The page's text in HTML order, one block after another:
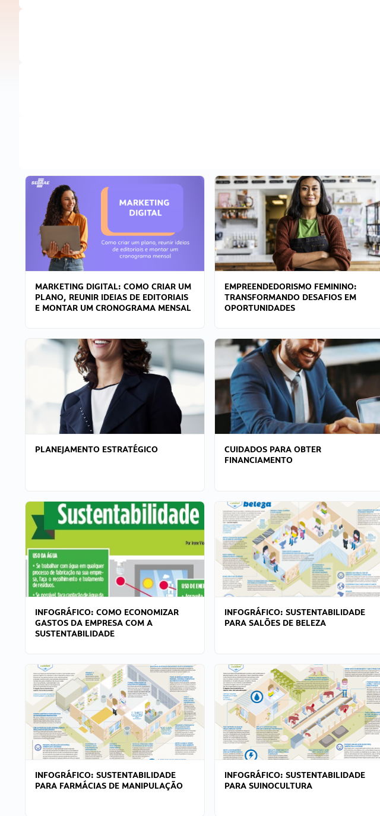
MARKETING DIGITAL: COMO CRIAR UM
PLANO, REUNIR IDEIAS DE EDITORIAIS
E MONTAR UM CRONOGRAMA MENSAL
EMPREENDEDORISMO FEMININO:
TRANSFORMANDO DESAFIOS EM
OPORTUNIDADES
PLANEJAMENTO ESTRATÉGICO
CUIDADOS PARA OBTER
FINANCIAMENTO
INFOGRÁFICO: COMO ECONOMIZAR
GASTOS DA EMPRESA COM A
SUSTENTABILIDADE
INFOGRÁFICO: SUSTENTABILIDADE
PARA SALÕES DE BELEZA
INFOGRÁFICO: SUSTENTABILIDADE
PARA FARMÁCIAS DE MANIPULAÇÃO
INFOGRÁFICO: SUSTENTABILIDADE
PARA SUINOCULTURA